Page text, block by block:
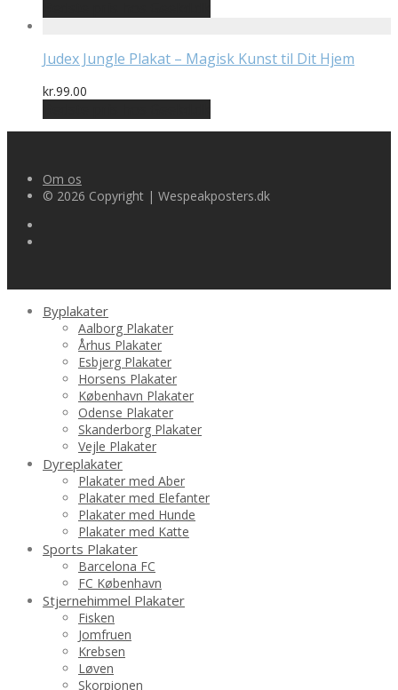
Judex Jungle Plakat – Magisk Kunst til Dit Hjem
kr.99.00
Om os
© 2026 Copyright | Wespeakposters.dk
Byplakater
Aalborg Plakater
Århus Plakater
Esbjerg Plakater
Horsens Plakater
København Plakater
Odense Plakater
Skanderborg Plakater
Vejle Plakater
Dyreplakater
Plakater med Aber
Plakater med Elefanter
Plakater med Hunde
Plakater med Katte
Sports Plakater
Barcelona FC
FC København
Stjernehimmel Plakater
Fisken
Jomfruen
Krebsen
Løven
Skorpionen